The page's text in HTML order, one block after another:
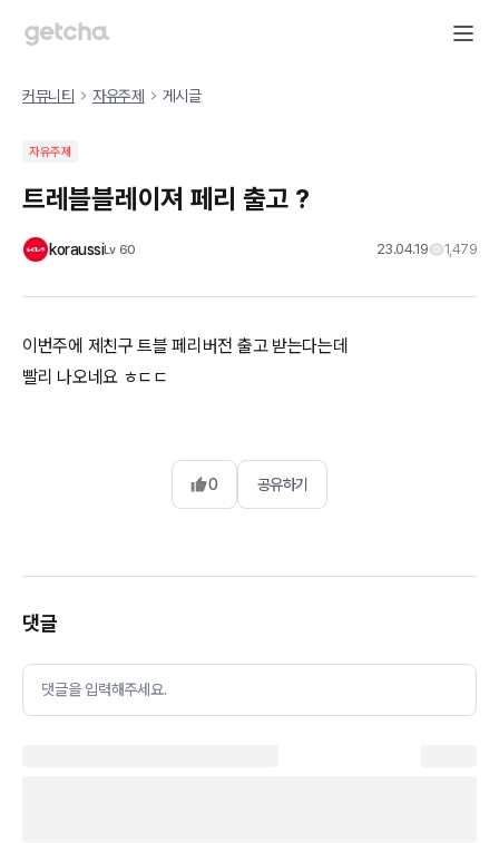
커뮤니티 자유주제 게시글
자유주제
트레블블레이져 페리 출고 ?
koraussiLv 60 23.04.19 1,479
이번주에 제친구 트블 페리버전 출고 받는다는데
빨리 나오네요 ㅎㄷㄷ
0 공유하기
댓글
댓글을 입력해주세요.